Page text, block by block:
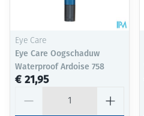
Eye Care
Eye Care Oogschaduw
Waterproof Ardoise 758
€ 21,95